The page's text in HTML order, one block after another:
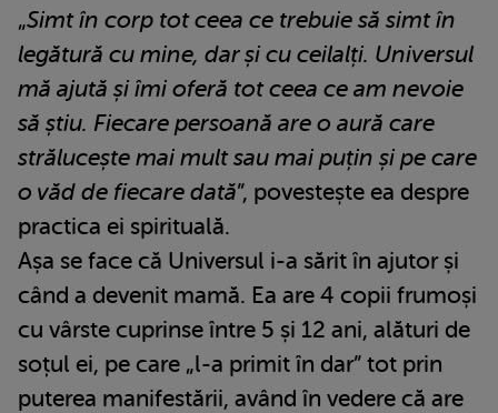
„Simt în corp tot ceea ce trebuie să simt în
legătură cu mine, dar și cu ceilalți. Universul
mă ajută și îmi oferă tot ceea ce am nevoie
să știu. Fiecare persoană are o aură care
strălucește mai mult sau mai puțin și pe care
o văd de fiecare dată”, povestește ea despre
practica ei spirituală.
Așa se face că Universul i-a sărit în ajutor și
când a devenit mamă. Ea are 4 copii frumoși
cu vârste cuprinse între 5 și 12 ani, alături de
soțul ei, pe care „l-a primit în dar” tot prin
puterea manifestării, având în vedere că are